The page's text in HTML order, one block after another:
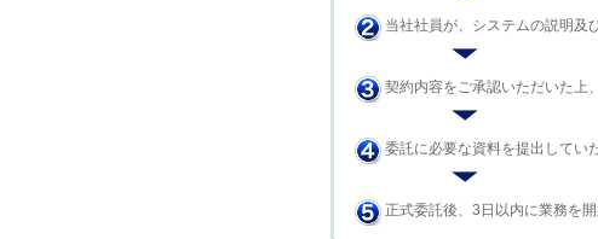
当社社員が、システムの説明及
契約内容をご承認いただいた上
委託に必要な資料を提出してい
正式委託後、3日以内に業務を開